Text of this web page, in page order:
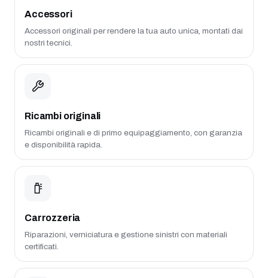
Accessori
Accessori originali per rendere la tua auto unica, montati dai
nostri tecnici.
Ricambi originali
Ricambi originali e di primo equipaggiamento, con garanzia
e disponibilità rapida.
Carrozzeria
Riparazioni, verniciatura e gestione sinistri con materiali
certificati.